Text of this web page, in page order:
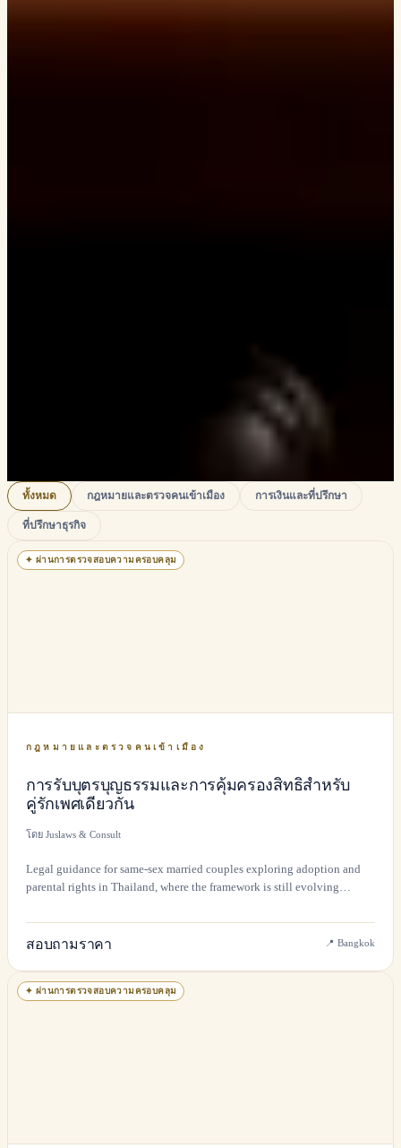
ทั้งหมด กฎหมายและตรวจคนเข้าเมือง การเงินและที่ปรึกษา
ที่ปรึกษาธุรกิจ
✦ ผ่านการตรวจสอบความครอบคลุม
กฎหมายและตรวจคนเข้าเมือง
การรับบุตรบุญธรรมและการคุ้มครองสิทธิสำหรับ
คู่รักเพศเดียวกัน
โดย Juslaws & Consult
Legal guidance for same-sex married couples exploring adoption and
parental rights in Thailand, where the framework is still evolving
สอบถามราคา 📍 Bangkok
✦ ผ่านการตรวจสอบความครอบคลุม